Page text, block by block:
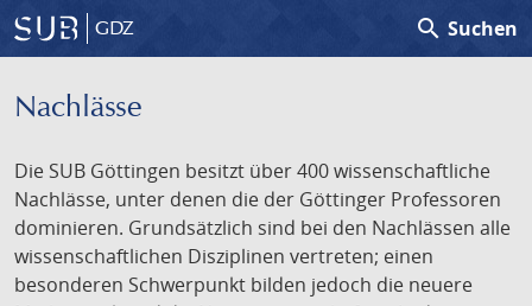
GDZ search Suchen
Nachlässe
Die SUB Göttingen besitzt über 400 wissenschaftliche
Nachlässe, unter denen die der Göttinger Professoren
dominieren. Grundsätzlich sind bei den Nachlässen alle
wissenschaftlichen Disziplinen vertreten; einen
besonderen Schwerpunkt bilden jedoch die neuere